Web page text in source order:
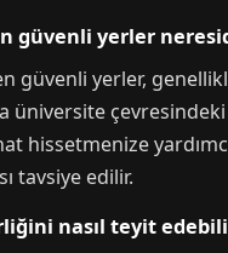
güvenli yerler
yerler,
hissetmenize
tavsiye edilir.
nasıl teyit